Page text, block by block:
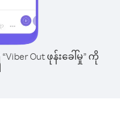
Out ဖုန်းခေါ်မှု” ကို